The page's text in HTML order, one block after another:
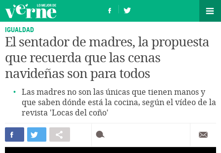
IGUALDAD
El sentador de madres, la propuesta
que recuerda que las cenas
navideñas son para todos
Las madres no son las únicas que tienen manos y
que saben dónde está la cocina, según el vídeo de la
revista 'Locas del coño'